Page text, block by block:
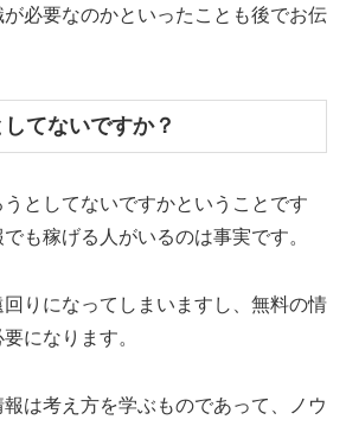
必要なのかといったことも後でお伝
てないですか？
としてないですかということです
も稼げる人がいるのは事実です。
りになってしまいますし、無料の情
になります。
は考え方を学ぶものであって、ノウ